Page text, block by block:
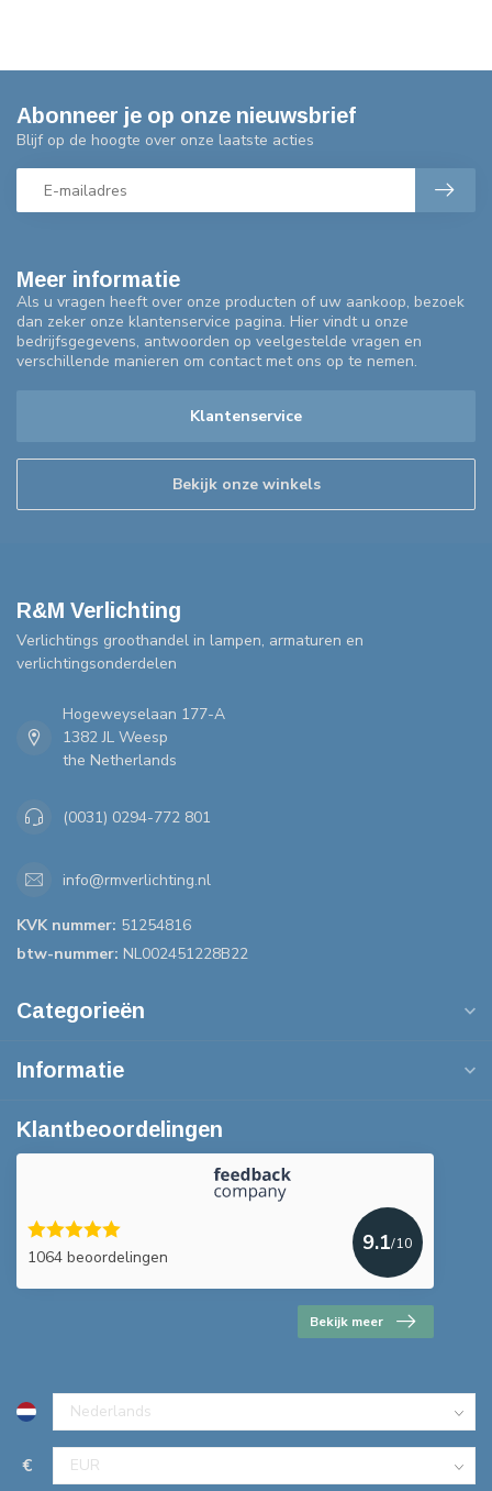
Meer informatie
Als u vragen heeft over onze producten of uw aankoop, bezoek
dan zeker onze klantenservice pagina. Hier vindt u onze
bedrijfsgegevens, antwoorden op veelgestelde vragen en
verschillende manieren om contact met ons op te nemen.
Klantenservice
Bekijk onze winkels
Abonneer je op onze nieuwsbrief
Blijf op de hoogte over onze laatste acties
R&M Verlichting
Verlichtings groothandel in lampen, armaturen en
verlichtingsonderdelen
Hogeweyselaan 177-A
1382 JL Weesp
the Netherlands
(0031) 0294-772 801
info@rmverlichting.nl
KVK nummer: 51254816
btw-nummer: NL002451228B22
Categorieën
Informatie
Klantbeoordelingen
1064 beoordelingen
9.1/10
Bekijk meer
€